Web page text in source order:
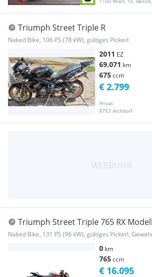
Triumph Street Triple R
Naked Bike, 106 PS (78 kW), gültiges Pickerl
2011 EZ
69.071 km
675ccm
Privat
8753 Aichdorf
€ 2.799
Triumph Street Triple 765 RX
sofort lagernd
Naked Bike, 131 PS (96 kW), gültiges Pickerl,
0 km
765ccm
€ 16.095